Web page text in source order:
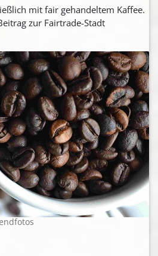
mit fair gehandeltem Kaffee.
zur Fairtrade-Stadt